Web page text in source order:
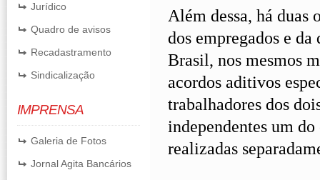
Jurídico
Quadro de avisos
Recadastramento
Sindicalização
IMPRENSA
Galeria de Fotos
Jornal Agita Bancários
Além dessa, há duas
dos empregados e
Brasil, nos mesmos
acordos aditivos
trabalhadores dos
independentes um
realizadas